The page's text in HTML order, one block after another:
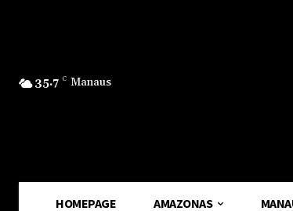
35.7 C Manaus
HOMEPAGE AMAZONAS